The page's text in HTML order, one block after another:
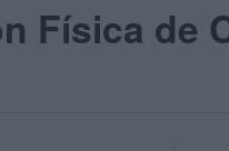
Física de